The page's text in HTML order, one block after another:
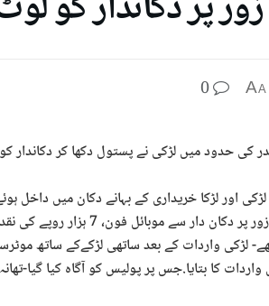
A
A
0
حدود میں لڑکی نے پستول دکھا کر دکاندار کو
اور لڑکا خریداری کے بہانے دکان میں داخل
اچانک پستول نکال کر دکان دار کو لوٹ لیا۔ لڑکی نے اسلحہ کے زور پر
لڑکی واردات کے بعد ساتھی لڑکےکے ساتھ
کا بتایا.جس پر پولیس کو آگاہ کیا گیا-